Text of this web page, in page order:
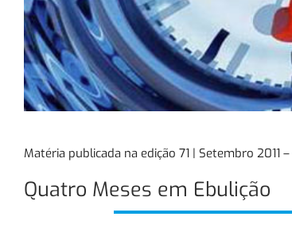
Matéria publicada na edição 71 | Setembro 2011 –
Quatro Meses em Ebulição